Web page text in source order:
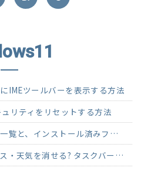
IMEツールバーを表示する方法
リティをリセットする方法
【Windows11】 標準フォント一覧と、インストール済みフォントを確認する方法
【Windows11】 左下のニュース・天気を消せる? タスクバーのウィジェットを非表示にする方法